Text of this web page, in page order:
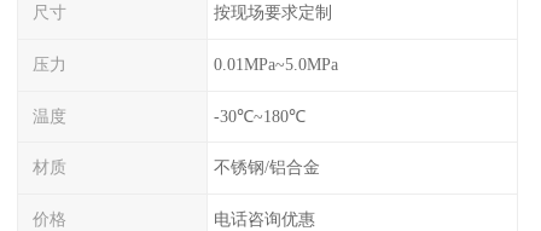
尺寸 按现场要求定制
压力 0.01MPa~5.0MPa
温度 -30℃~180℃
材质 不锈钢/铝合金
价格 电话咨询优惠